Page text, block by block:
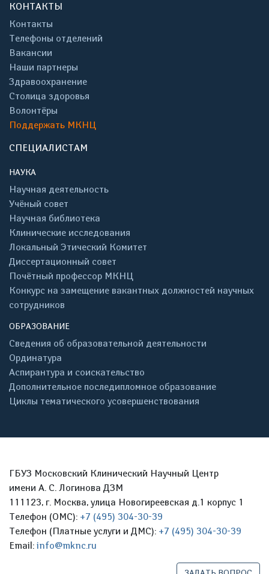
КОНТАКТЫ
Контакты
Телефоны отделений
Вакансии
Наши партнеры
Здравоохранение
Столица здоровья
Волонтёры
Поддержать МКНЦ
СПЕЦИАЛИСТАМ
НАУКА
Научная деятельность
Учёный совет
Научная библиотека
Клинические исследования
Локальный Этический Комитет
Диссертационный совет
Почётный профессор МКНЦ
Конкурс на замещение вакантных должностей научных
сотрудников
ОБРАЗОВАНИЕ
Сведения об образовательной деятельности
Ординатура
Аспирантура и соискательство
Дополнительное последипломное образование
Циклы тематического усовершенствования
ГБУЗ Московский Клинический Научный Центр
имени А. С. Логинова ДЗМ
111123, г. Москва, улица Новогиреевская д.1 корпус 1
Телефон (ОМС): +7 (495) 304-30-39
Телефон (Платные услуги и ДМС): +7 (495) 304-30-39
Email: info@mknc.ru